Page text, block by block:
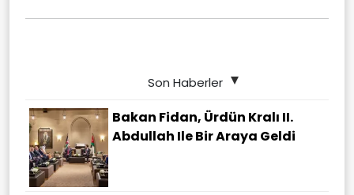
Son Haberler
Bakan Fidan, Ürdün Kralı II.
Abdullah Ile Bir Araya Geldi